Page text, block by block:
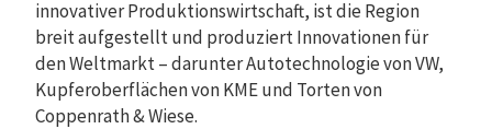
innovativer Produktionswirtschaft, ist die Region
breit aufgestellt und produziert Innovationen für
den Weltmarkt – darunter Autotechnologie von VW,
Kupferoberflächen von KME und Torten von
Coppenrath & Wiese.